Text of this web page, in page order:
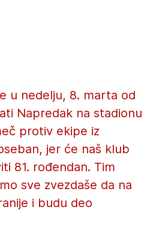
u nedelju, 8. marta od
Napredak na stadionu
protiv ekipe iz
jer će naš klub
81. rođendan. Tim
sve zvezdaše da na
i budu deo